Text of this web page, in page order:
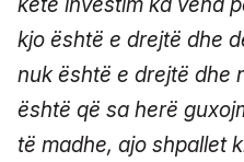
kjo është e drejtë dhe
nuk është e drejtë dhe
është që sa herë
të madhe, ajo shpallet